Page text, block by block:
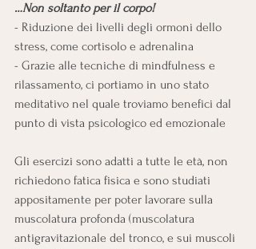
…Non soltanto per il corpo!
- Riduzione dei livelli degli ormoni dello
stress, come cortisolo e adrenalina
- Grazie alle tecniche di mindfulness e
rilassamento, ci portiamo in uno stato
meditativo nel quale troviamo benefici dal
punto di vista psicologico ed emozionale
Gli esercizi sono adatti a tutte le età, non
richiedono fatica fisica e sono studiati
appositamente per poter lavorare sulla
muscolatura profonda (muscolatura
antigravitazionale del tronco, e sui muscoli